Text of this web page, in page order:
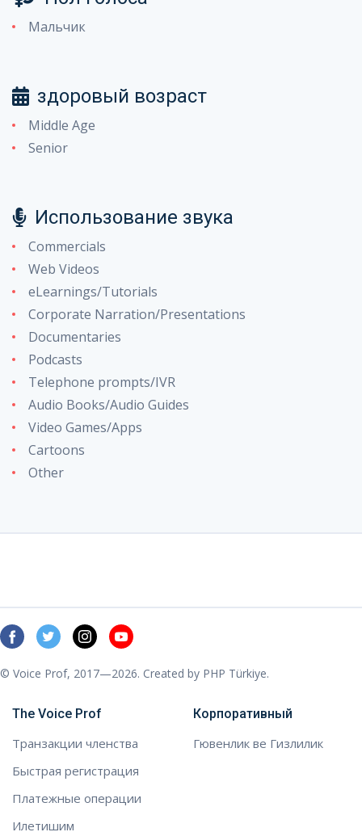
Мальчик
здоровый возраст
Middle Age
Senior
Использование звука
Commercials
Web Videos
eLearnings/Tutorials
Corporate Narration/Presentations
Documentaries
Podcasts
Telephone prompts/IVR
Audio Books/Audio Guides
Video Games/Apps
Cartoons
Other
The Voice Prof
Транзакции членства
Быстрая регистрация
Платежные операции
Илетишим
Корпоративный
Гювенлик ве Гизлилик
© Voice Prof, 2017—2026. Created by PHP Türkiye.